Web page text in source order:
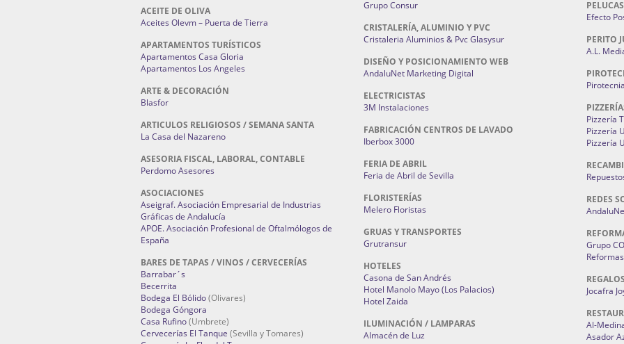
ACEITE DE OLIVA
Aceites Olevm – Puerta de Tierra
APARTAMENTOS TURÍSTICOS
Apartamentos Casa Gloria
Apartamentos Los Angeles
ARTE & DECORACIÓN
Blasfor
ARTICULOS RELIGIOSOS / SEMANA SANTA
La Casa del Nazareno
ASESORIA FISCAL, LABORAL, CONTABLE
Perdomo Asesores
ASOCIACIONES
Aseigraf. Asociación Empresarial de Industrias
Gráficas de Andalucía
APOE. Asociación Profesional de Oftalmólogos de
España
BARES DE TAPAS / VINOS / CERVECERÍAS
Barrabar´s
Becerrita
Bodega El Bólido(Olivares)
Bodega Góngora
Casa Rufino(Umbrete)
Cervecerías El Tanque (Sevilla y Tomares)
Grupo Consur
CRISTALERÍA, ALUMINIO Y PVC
Cristaleria Aluminios & Pvc Glasysur
DISEÑO Y POSICIONAMIENTO WEB
AndaluNet Marketing Digital
ELECTRICISTAS
3M Instalaciones
FABRICACIÓN CENTROS DE LAVADO
Iberbox 3000
FERIA DE ABRIL
Feria de Abril de Sevilla
FLORISTERÍAS
Melero Floristas
GRUAS Y TRANSPORTES
Grutransur
HOTELES
Casona de San Andrés
Hotel Manolo Mayo (Los Palacios)
Hotel Zaida
ILUMINACIÓN / LAMPARAS
Almacén de Luz
PELUCAS
Efecto
PERITO
A.L.
Pizzería
Pizzería
Pizzería
REDES
Grupo
Jocafra
Al-
Asador